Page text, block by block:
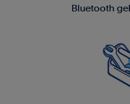
Bluetooth